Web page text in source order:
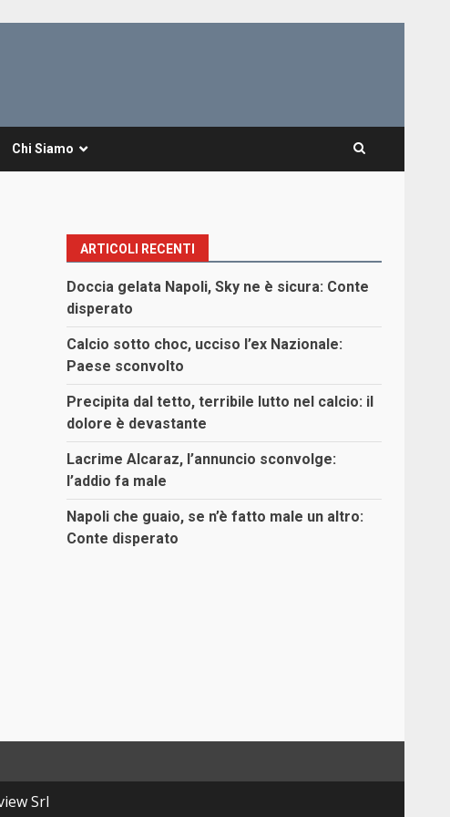
Chi Siamo
ARTICOLI RECENTI
Doccia gelata Napoli, Sky ne è sicura: Conte
disperato
Calcio sotto choc, ucciso l’ex Nazionale:
Paese sconvolto
Precipita dal tetto, terribile lutto nel calcio: il
dolore è devastante
Lacrime Alcaraz, l’annuncio sconvolge:
l’addio fa male
Napoli che guaio, se n’è fatto male un altro:
Conte disperato
Srl